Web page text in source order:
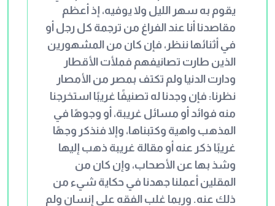
يقوم به سهر الليل ولا يوفيه، إذ أعظم
مقاصدنا أنا عند الفراغ من ترجمة كل رجل أو
في أثنائها ننظر، فإن كان من المشهورين
الذين طارت تصانيفهم فملأت الأقطار
ودارت الدنيا ولم تكتف بمصر من الأمصار
نظرنا: فإن وجدنا له تصنيفًا غريبًا استخرجنا
منه فوائد أو مسائل غريبة، أو وجوهًا في
المذهب واهية وكتبناها، وإلا فنذكر وجهًا
غريبًا ذكر عنه أو مقالة غريبة ذهب إليها
وشذ بها عن الأصحاب، وإن كان من
المقلين أعملنا جهدنا في حكاية شيء من
ذلك عنه. وربما غلب الفقه على إنسان ولم